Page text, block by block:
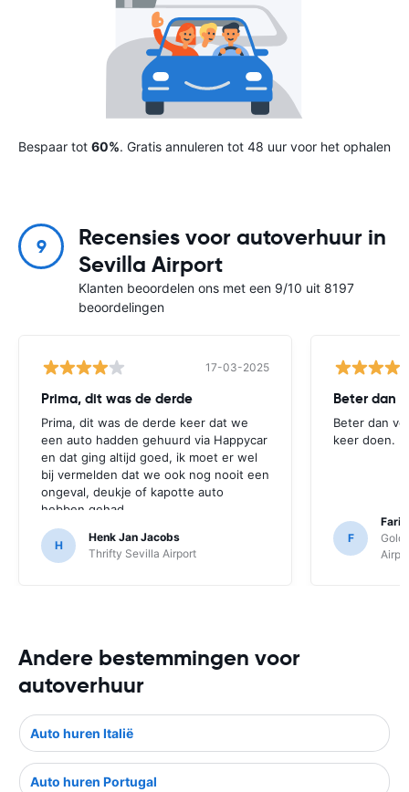
Bespaar tot 60%. Gratis annuleren tot 48 uur voor het ophalen
9
Recensies voor autoverhuur in
Sevilla Airport
Klanten beoordelen ons met een 9/10 uit 8197
beoordelingen
17-03-2025
Prima, dit was de derde
Prima, dit was de derde keer dat we
een auto hadden gehuurd via Happycar
en dat ging altijd goed, ik moet er wel
bij vermelden dat we ook nog nooit een
ongeval, deukje of kapotte auto
hebben gehad.
H
Henk Jan Jacobs
Thrifty Sevilla Airport
Beter dan
Beter dan
keer doen.
F
Andere bestemmingen voor
autoverhuur
Auto huren Italië
Auto huren Portugal